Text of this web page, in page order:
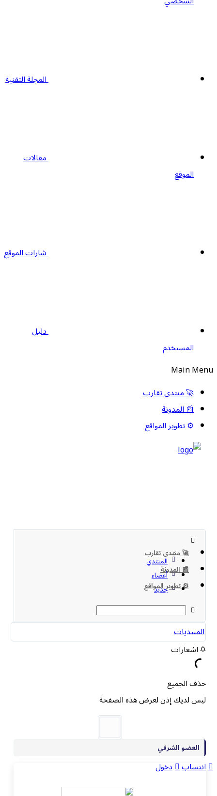
المجلة التقنية
مقالات
الموقع
شارات الموقع
دليل
المستخدم
Main Menu
🚀 منتدى تقارب
📰 المدونة
⚙️ تطوير المواقع
🚀 منتدى تقارب
📰 المدونة
⚙️ تطوير المواقع
انتساب دخول
المنتدي
أعضاء
جديد
المنتديات
اشعارات
حذف الجميع
ليس لديك إذن لعرض هذه الصفحة
العضو الشرفي